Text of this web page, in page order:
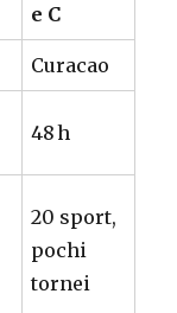
e C
Curacao
48 h
20 sport,
pochi
tornei